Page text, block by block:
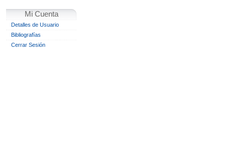
Mi Cuenta
Detalles de Usuario
Bibliografías
Cerrar Sesión